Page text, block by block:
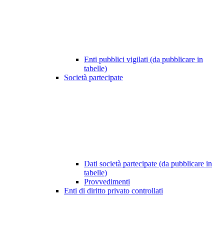
Enti pubblici vigilati (da pubblicare in
tabelle)
Società partecipate
Dati società partecipate (da pubblicare in
tabelle)
Provvedimenti
Enti di diritto privato controllati